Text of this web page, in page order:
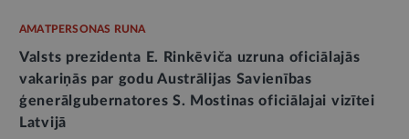
AMATPERSONAS RUNA
Valsts prezidenta E. Rinkēviča uzruna oficiālajās
vakariņās par godu Austrālijas Savienības
ģenerālgubernatores S. Mostinas oficiālajai vizītei
Latvijā